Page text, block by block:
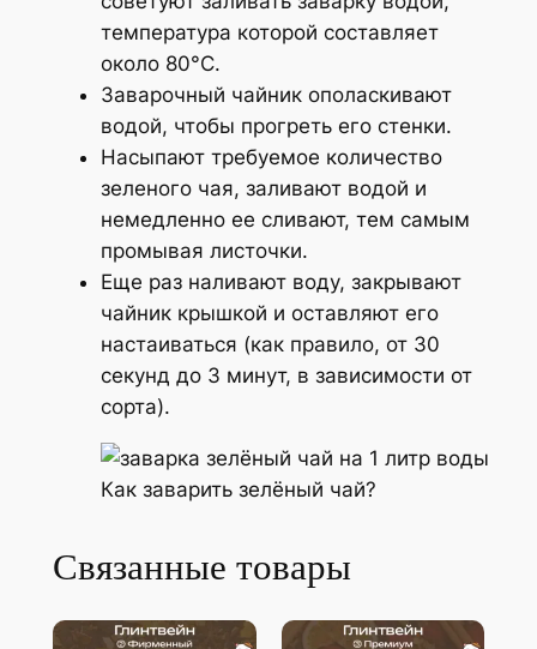
температура которой составляет
около 80°С.
Заварочный чайник ополаскивают
водой, чтобы прогреть его стенки.
Насыпают требуемое количество
зеленого чая, заливают водой и
немедленно ее сливают, тем самым
промывая листочки.
Еще раз наливают воду, закрывают
чайник крышкой и оставляют его
настаиваться (как правило, от 30
секунд до 3 минут, в зависимости от
сорта).
Как заварить зелёный чай?
Связанные товары